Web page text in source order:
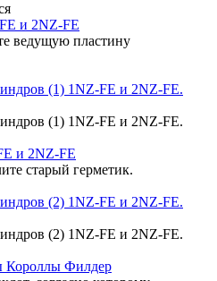
и 2NZ-FE
ведущую пластину
(1) 1NZ-FE и 2NZ-FE.
(1) 1NZ-FE и 2NZ-FE.
и 2NZ-FE
старый герметик.
(2) 1NZ-FE и 2NZ-FE.
(2) 1NZ-FE и 2NZ-FE.
Короллы Филдер